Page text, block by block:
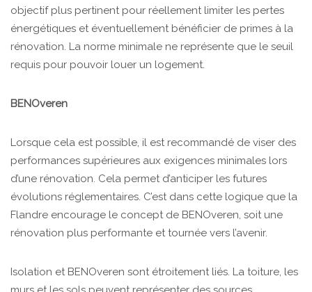
objectif plus pertinent pour réellement limiter les pertes
énergétiques et éventuellement bénéficier de primes à la
rénovation. La norme minimale ne représente que le seuil
requis pour pouvoir louer un logement.
BENOveren
Lorsque cela est possible, il est recommandé de viser des
performances supérieures aux exigences minimales lors
d’une rénovation. Cela permet d’anticiper les futures
évolutions réglementaires. C’est dans cette logique que la
Flandre encourage le concept de BENOveren, soit une
rénovation plus performante et tournée vers l’avenir.
Isolation et BENOveren sont étroitement liés. La toiture, les